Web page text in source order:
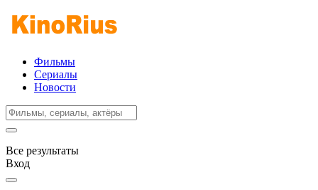
Фильмы
Сериалы
Новости
Все результаты
Вход